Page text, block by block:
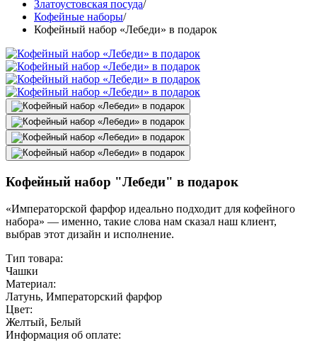
Златоустовская посуда/
Кофейные наборы/
Кофейный набор «Лебеди» в подарок
Кофейный набор "Лебеди" в подарок
«Императорской фарфор идеально подходит для кофейного
набора» — именно, такие слова нам сказал наш клиент,
выбрав этот дизайн и исполнение.
Тип товара:
Чашки
Материал:
Латунь, Императорский фарфор
Цвет:
Желтый, Белый
Информация об оплате: